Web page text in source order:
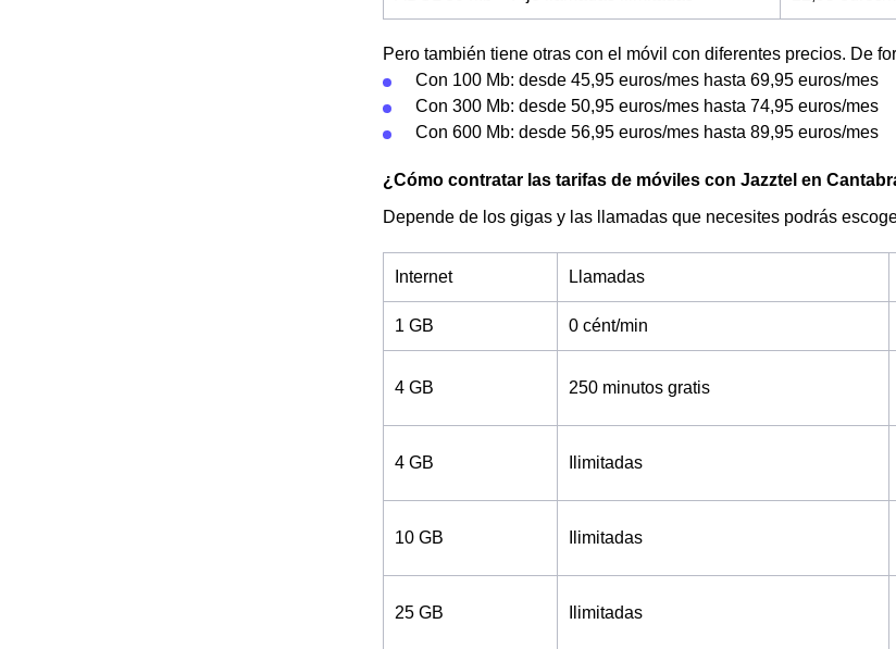
Pero también tiene otras con el móvil con diferentes precios. De
Con 100 Mb: desde 45,95 euros/mes hasta 69,95 euros/mes
Con 300 Mb: desde 50,95 euros/mes hasta 74,95 euros/mes
Con 600 Mb: desde 56,95 euros/mes hasta 89,95 euros/mes
¿Cómo contratar las tarifas de móviles con Jazztel en
Depende de los gigas y las llamadas que necesites podrás
Internet Llamadas
1 GB 0 cént/min
4 GB 250 minutos gratis
4 GB Ilimitadas
10 GB Ilimitadas
25 GB Ilimitadas